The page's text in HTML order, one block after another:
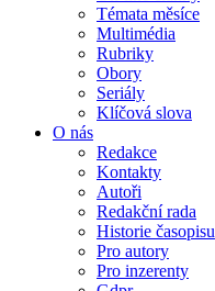
Témata měsíce
Multimédia
Rubriky
Obory
Seriály
Klíčová slova
O nás
Redakce
Kontakty
Autoři
Redakční rada
Historie časopisu
Pro autory
Pro inzerenty